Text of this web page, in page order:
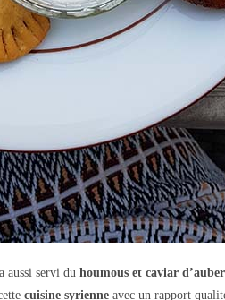
aussi servi du houmous et caviar
cuisine syrienne avec un rapport